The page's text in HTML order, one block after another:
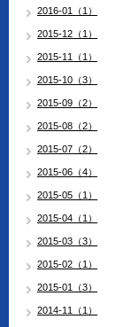
2016-01（1）
2015-12（1）
2015-11（1）
2015-10（3）
2015-09（2）
2015-08（2）
2015-07（2）
2015-06（4）
2015-05（1）
2015-04（1）
2015-03（3）
2015-02（1）
2015-01（3）
2014-11（1）